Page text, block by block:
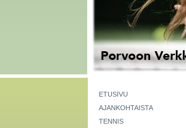
ETUSIVU
AJANKOHTAISTA
TENNIS